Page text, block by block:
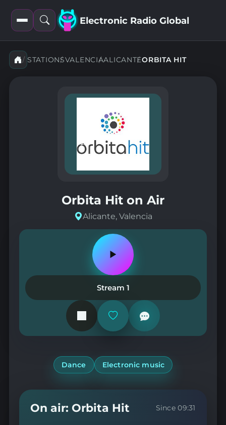
Open
filters
Open
search
Electronic Radio Global
STATIONSVALENCIAALICANTEORBITA HIT
Orbita Hit on Air
Alicante, Valencia
Play
pause
station
Stream 1
Add
remove
Dance Electronic music
On air: Orbita Hit Since 09:31